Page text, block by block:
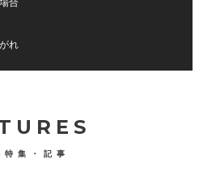
れ
特集・記事